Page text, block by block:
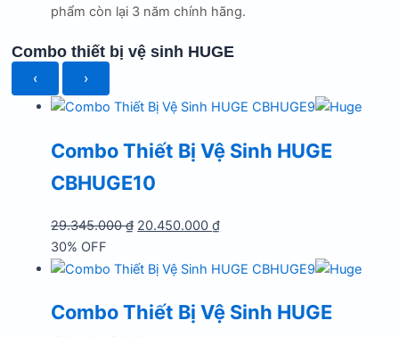
phẩm còn lại 3 năm chính hãng.
Combo thiết bị vệ sinh HUGE
‹ ›
Combo Thiết Bị Vệ Sinh HUGE
CBHUGE10
29.345.000₫ Giá
là:
20.450.000₫Giá
tại
20.450.000 ₫.
30% OFF
Combo Thiết Bị Vệ Sinh HUGE